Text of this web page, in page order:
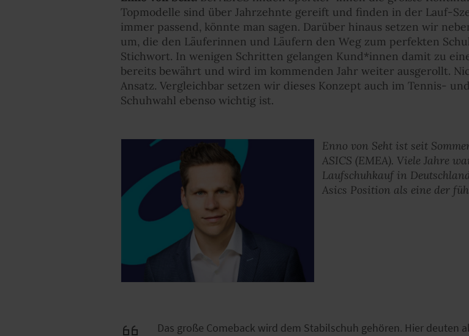
Topmodelle sind über Jahrzehnte gereift und finden in der Lauf-
immer passend, könnte man sagen. Darüber hinaus setzen wir
um, die den Läuferinnen und Läufern den Weg zum perfekten
Stichwort. In wenigen Schritten gelangen Kund*innen damit zu
bereits bewährt und wird im kommenden Jahr weiter ausgerollt.
Ansatz. Vergleichbar setzen wir dieses Konzept auch im Tennis-
Schuhwahl ebenso wichtig ist.
Enno von Seht ist seit
ASICS (EMEA). Viele Jahre
Laufschuhkauf in
Asics Position als eine der
Das große Comeback wird dem Stabilschuh gehören. Hier deuten